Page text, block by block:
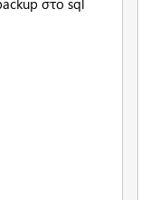
στο sql